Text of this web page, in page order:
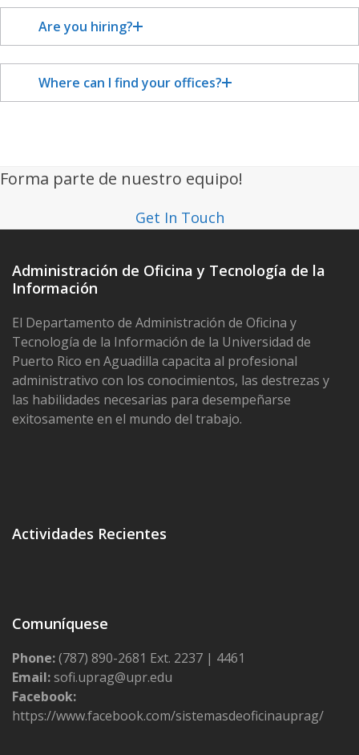
Are you hiring?
Where can I find your offices?
Forma parte de nuestro equipo!
Get In Touch
Administración de Oficina y Tecnología de la
Información
El Departamento de Administración de Oficina y
Tecnología de la Información de la Universidad de
Puerto Rico en Aguadilla capacita al profesional
administrativo con los conocimientos, las destrezas y
las habilidades necesarias para desempeñarse
exitosamente en el mundo del trabajo.
Actividades Recientes
Comuníquese
Phone:(787) 890-2681 Ext. 2237 | 4461
Email:sofi.uprag@upr.edu
Facebook:
https://www.facebook.com/sistemasdeoficinauprag/